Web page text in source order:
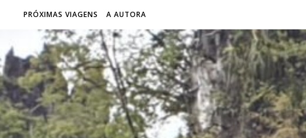
PRÓXIMAS VIAGENS A AUTORA